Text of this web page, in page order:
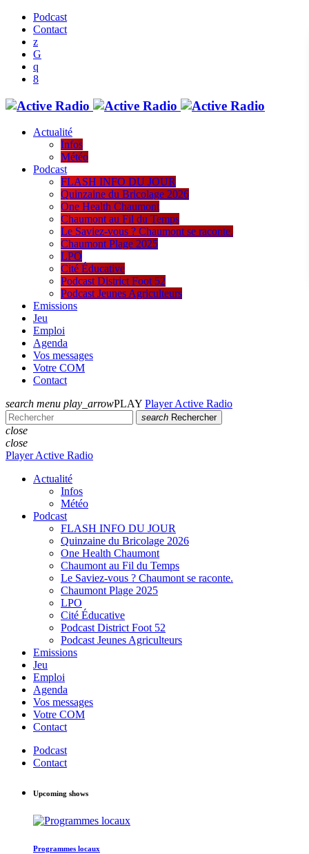
Podcast
Contact
Actualité
Infos
Météo
Podcast
FLASH INFO DU JOUR
Quinzaine du Bricolage 2026
One Health Chaumont
Chaumont au Fil du Temps
Le Saviez-vous ? Chaumont se raconte.
Chaumont Plage 2025
LPO
Cité Éducative
Podcast District Foot 52
Podcast Jeunes Agriculteurs
Emissions
Jeu
Emploi
Agenda
Vos messages
Votre COM
Contact
search menu play_arrowPLAY Player Active Radio
search Rechercher
close
close
Player Active Radio
Actualité
Infos
Météo
Podcast
FLASH INFO DU JOUR
Quinzaine du Bricolage 2026
One Health Chaumont
Chaumont au Fil du Temps
Le Saviez-vous ? Chaumont se raconte.
Chaumont Plage 2025
LPO
Cité Éducative
Podcast District Foot 52
Podcast Jeunes Agriculteurs
Emissions
Jeu
Emploi
Agenda
Vos messages
Votre COM
Contact
Podcast
Contact
Upcoming shows
Programmes locaux